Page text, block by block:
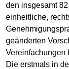
den insgesamt
einheitliche,
geänderten
Vereinfachungen
Die erstmals in